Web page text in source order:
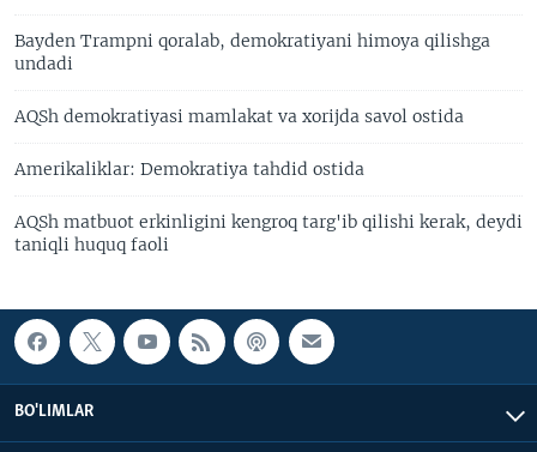
Bayden Trampni qoralab, demokratiyani himoya qilishga
undadi
AQSh demokratiyasi mamlakat va xorijda savol ostida
Amerikaliklar: Demokratiya tahdid ostida
AQSh matbuot erkinligini kengroq targ'ib qilishi kerak, deydi
taniqli huquq faoli
BO'LIMLAR